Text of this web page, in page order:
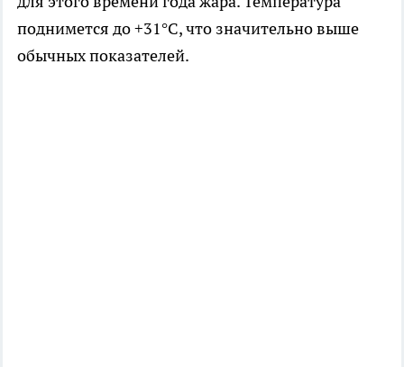
поднимется до +31°C, что значительно выше
обычных показателей.